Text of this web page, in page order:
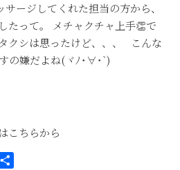
ージしてくれた担当の方から、
たって。 メチャクチャ上手👏で
クシは思ったけど、、、 こんな
すの嫌だよね(ヾﾉ･∀･`)
こちらから
Line